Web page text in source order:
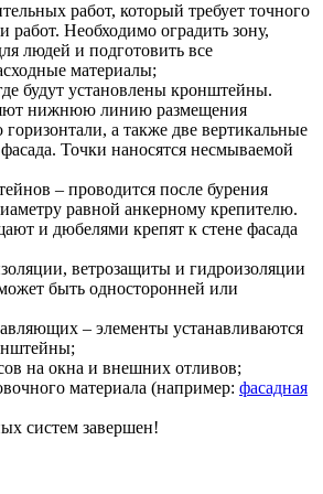
работ, который требует точного
работ. Необходимо оградить зону,
людей и подготовить все
материалы;
будут установлены кронштейны.
нижнюю линию размещения
а также две вертикальные
Точки наносятся несмываемой
– проводится после бурения
равной анкерному крепителю.
и дюбелями крепят к стене фасада
ветрозащиты и гидроизоляции
быть односторонней или
– элементы устанавливаются
на окна и внешних отливов;
материала (например: фасадная
систем завершен!